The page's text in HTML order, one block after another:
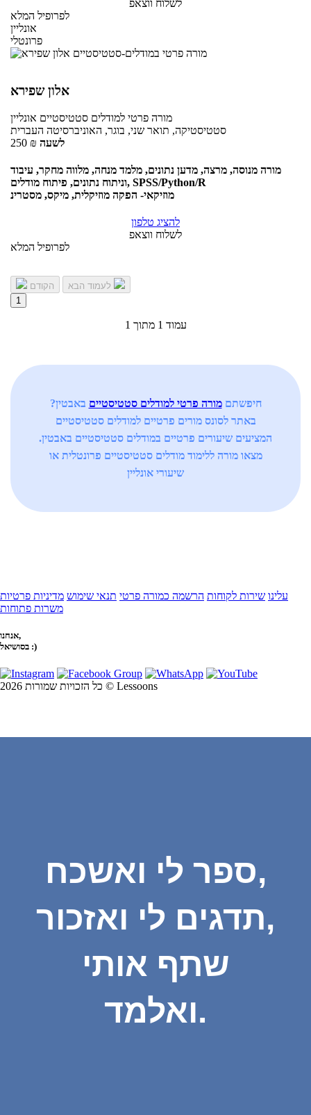
לשלוח ווצאפ
לפרופיל המלא
אונליין
פרונטלי
אלון שפירא
מורה פרטי למודלים סטטיסטיים אונליין
סטטיסטיקה, תואר שני, בוגר, האוניברסיטה העברית
250 ₪ לשעה
מורה מנוסה, מרצה, מדען נתונים, מלמד מנחה, מלווה מחקר, עיבוד
וניתוח נתונים, פיתוח מודלים, SPSS/Python/R
מוזיקאי- הפקה מוזיקלית, מיקס, מסטרינ
להציג טלפון
לשלוח ווצאפ
לפרופיל המלא
הקודם
1
עמוד 1 מתוך 1
חיפשתםמורה פרטי למודלים סטטיסטיים באבטין?
באתר לסונס מורים פרטיים למודלים סטטיסטיים
המציעים שיעורים פרטיים במודלים סטטיסטיים באבטין.
מצאו מורה ללימוד מודלים סטטיסטיים פרונטלית או
שיעורי אונליין
עלינו שירות לקוחות הרשמה כמורה פרטי תנאי שימוש מדיניות פרטיות
משרות פתוחות
אנחנו,
בסושיאל :)
כל הזכויות שמורות 2026 © Lessoons
ספר לי ואשכח,
תדגים לי ואזכור,
שתף אותי
ואלמד.